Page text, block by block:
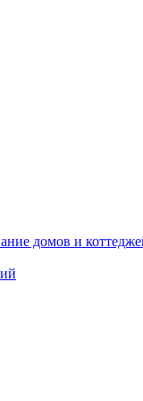
домов и